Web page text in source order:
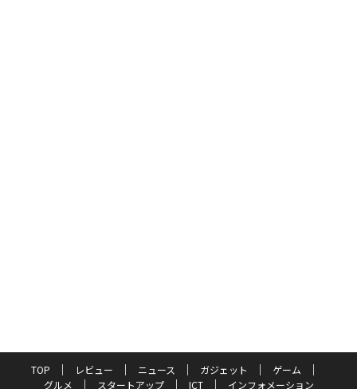
TOP レビュー ニュース ガジェット
ゲーム
グルメ
スタートアップ ICT
インフォメーション